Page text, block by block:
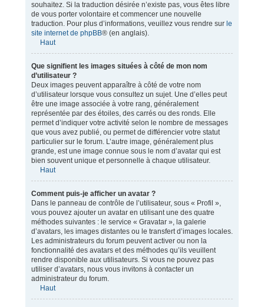
souhaitez. Si la traduction désirée n’existe pas, vous êtes libre
de vous porter volontaire et commencer une nouvelle
traduction. Pour plus d’informations, veuillez vous rendre sur le
site internet de phpBB® (en anglais).
Haut
Que signifient les images situées à côté de mon nom
d’utilisateur ?
Deux images peuvent apparaître à côté de votre nom
d’utilisateur lorsque vous consultez un sujet. Une d’elles peut
être une image associée à votre rang, généralement
représentée par des étoiles, des carrés ou des ronds. Elle
permet d’indiquer votre activité selon le nombre de messages
que vous avez publié, ou permet de différencier votre statut
particulier sur le forum. L’autre image, généralement plus
grande, est une image connue sous le nom d’avatar qui est
bien souvent unique et personnelle à chaque utilisateur.
Haut
Comment puis-je afficher un avatar ?
Dans le panneau de contrôle de l’utilisateur, sous « Profil »,
vous pouvez ajouter un avatar en utilisant une des quatre
méthodes suivantes : le service « Gravatar », la galerie
d’avatars, les images distantes ou le transfert d’images locales.
Les administrateurs du forum peuvent activer ou non la
fonctionnalité des avatars et des méthodes qu’ils veuillent
rendre disponible aux utilisateurs. Si vous ne pouvez pas
utiliser d’avatars, nous vous invitons à contacter un
administrateur du forum.
Haut